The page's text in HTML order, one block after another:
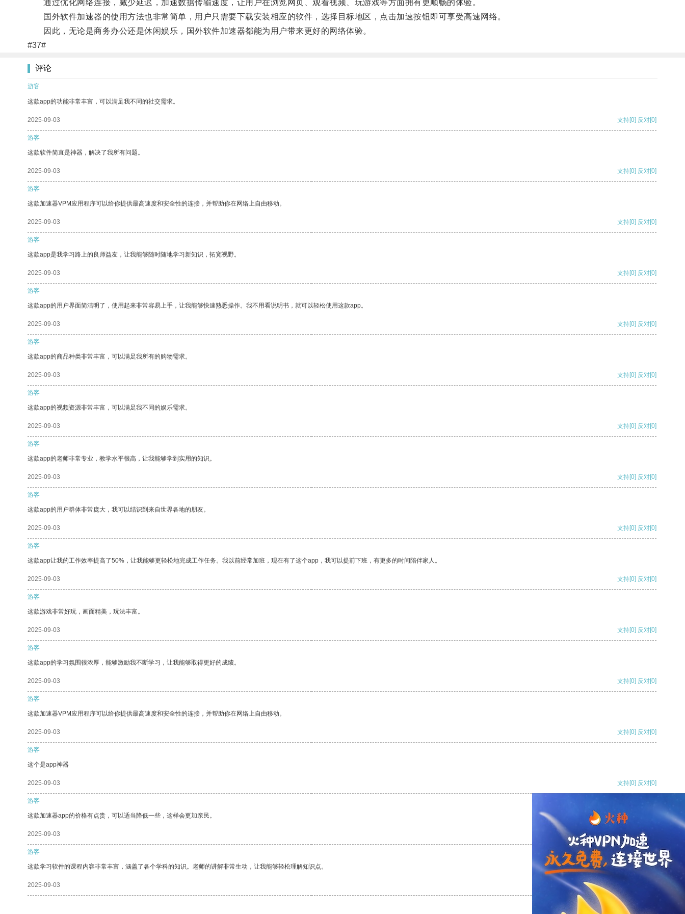
通过优化网络连接，减少延迟，加速数据传输速度，让用户在浏览网页、观看视频、玩游戏等方面拥有更顺畅的体验。
国外软件加速器的使用方法也非常简单，用户只需要下载安装相应的软件，选择目标地区，点击加速按钮即可享受高速网络。
因此，无论是商务办公还是休闲娱乐，国外软件加速器都能为用户带来更好的网络体验。
#37#
评论
游客
这款app的功能非常丰富，可以满足我不同的社交需求。
2025-09-03 支持[0] 反对[0]
游客
这款软件简直是神器，解决了我所有问题。
2025-09-03 支持[0] 反对[0]
游客
这款加速器VPM应用程序可以给你提供最高速度和安全性的连接，并帮助你在网络上自由移动。
2025-09-03 支持[0] 反对[0]
游客
这款app是我学习路上的良师益友，让我能够随时随地学习新知识，拓宽视野。
2025-09-03 支持[0] 反对[0]
游客
这款app的用户界面简洁明了，使用起来非常容易上手，让我能够快速熟悉操作。我不用看说明书，就可以轻松使用这款app。
2025-09-03 支持[0] 反对[0]
游客
这款app的商品种类非常丰富，可以满足我所有的购物需求。
2025-09-03 支持[0] 反对[0]
游客
这款app的视频资源非常丰富，可以满足我不同的娱乐需求。
2025-09-03 支持[0] 反对[0]
游客
这款app的老师非常专业，教学水平很高，让我能够学到实用的知识。
2025-09-03 支持[0] 反对[0]
游客
这款app的用户群体非常庞大，我可以结识到来自世界各地的朋友。
2025-09-03 支持[0] 反对[0]
游客
这款app让我的工作效率提高了50%，让我能够更轻松地完成工作任务。我以前经常加班，现在有了这个app，我可以提前下班，有更多的时间陪伴家人。
2025-09-03 支持[0] 反对[0]
游客
这款游戏非常好玩，画面精美，玩法丰富。
2025-09-03 支持[0] 反对[0]
游客
这款app的学习氛围很浓厚，能够激励我不断学习，让我能够取得更好的成绩。
2025-09-03 支持[0] 反对[0]
游客
这款加速器VPM应用程序可以给你提供最高速度和安全性的连接，并帮助你在网络上自由移动。
2025-09-03 支持[0] 反对[0]
游客
这个是app神器
2025-09-03 支持[0] 反对[0]
游客
这款加速器app的价格有点贵，可以适当降低一些，这样会更加亲民。
2025-09-03 支持 反对
游客
这款学习软件的课程内容非常丰富，涵盖了各个学科的知识。老师的讲解非常生动，让我能够轻松理解知识点。
2025-09-03 [0]